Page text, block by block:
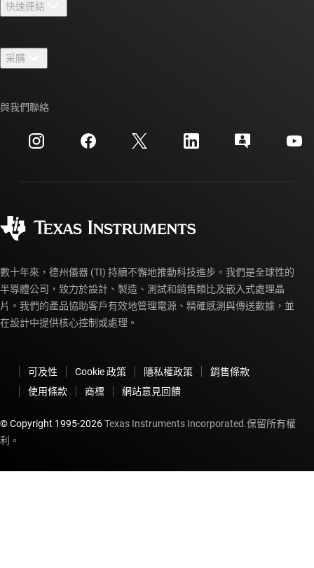
人才招募
新聞室
活動
投資人關系
快速連結
TI E2E™ 設計支援論壇
交互參考搜索
客戶支援中心
myTI 帳戶常見問題解答
采購
訂購 FAQ
與我們聯絡
數十年來，德州儀器 (TI) 持續不懈地推動科技進步。我們是全球性的
半導體公司，致力於設計、製造、測試和銷售類比及嵌入式處理晶
片。我們的產品協助客戶有效地管理電源、精確感測與傳送數據，並
在設計中提供核心控制或處理。
可及性 Cookie 政策 隱私權政策
銷售條款
使用條款
商標 網站意見回饋
© Copyright 1995-2026Texas Instruments Incorporated.保留所有權
利。